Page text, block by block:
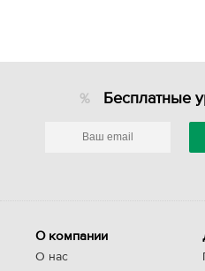
Бесплатные
О компании
О нас